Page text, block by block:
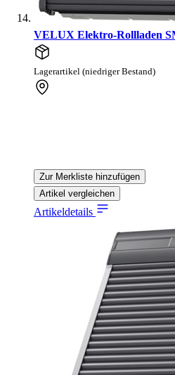
VELUX Elektro-Rollladen
Lagerartikel (niedriger Bestand)
Zur Merkliste hinzufügen
Artikel vergleichen
Artikeldetails